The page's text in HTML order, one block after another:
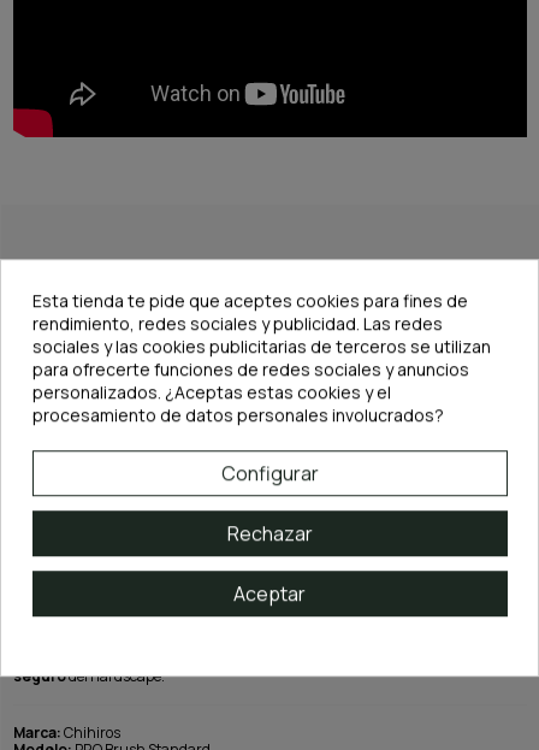
Características principales
Versión STANDARDconcerdas de plástico duro y resistente.
Apta paramaderas, raíces, rocas y superficies decorativas.
Longitud:23 cm, ideal para limpieza cómoda y precisa.
Elimina algas y depósitos orgánicossin dañar el material.
y de alta durabilidad.
Perfecta para el mantenimiento regularde acuarios naturales y de
Cuida el hardscape y realza la belleza de tu acuario
Chihiros PRO Brush Standardes una herramienta indispensable para
acuaristas que buscanmantener un paisaje acuático limpio y estético.
Con el uso regular de este cepillo, podráspreservar la textura y color natural
de las rocas y maderas, evitando la acumulación de algas y residuos que
alteran la armonía visual del acuario.
segurodel hardscape.
Marca:Chihiros
Esta tienda te pide que aceptes cookies para fines de
rendimiento, redes sociales y publicidad. Las redes
sociales y las cookies publicitarias de terceros se utilizan
para ofrecerte funciones de redes sociales y anuncios
personalizados. ¿Aceptas estas cookies y el
procesamiento de datos personales involucrados?
Configurar
Rechazar
Aceptar